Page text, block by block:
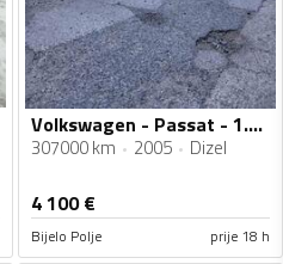
Volkswagen - Passat - 1.9tdi
307000 km 2005 Dizel
4 100€
Bijelo Polje prije 18 h